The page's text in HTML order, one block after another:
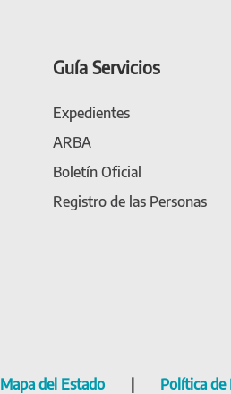
Guía Servicios
Expedientes
ARBA
Boletín Oficial
Registro de las Personas
Mapa del Estado Política de